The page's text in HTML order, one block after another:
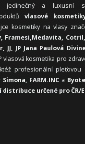
jedinečný a luxusní
vlasové
kosmetiky na vlasy
Framesi,Medavita,
JJ, JP Jana Paulová
vlasová kosmetika pro
profesionální pleťovou
FARM.INC a
určené pro ČR/